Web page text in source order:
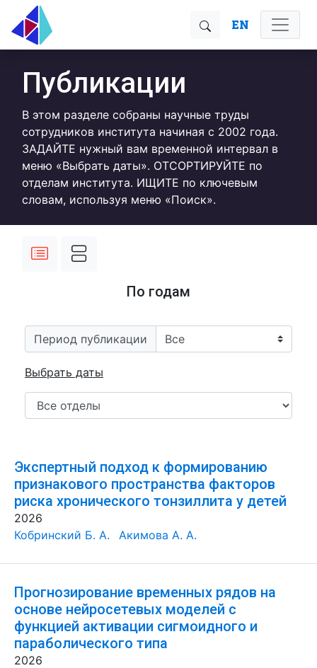
EN
Публикации
В этом разделе собраны научные труды
сотрудников института начиная с 2002 года.
ЗАДАЙТЕ нужный вам временной интервал в
меню «Выбрать даты». ОТСОРТИРУЙТЕ по
отделам института. ИЩИТЕ по ключевым
словам, используя меню «Поиск».
По годам
Период публикации
Выбрать даты
Экспертный подход к формированию
признакового пространства факторов
риска хронического тонзиллита у детей
2026
Кобринский Б. А.
Акимова А. А.
Прогнозирование временных рядов на
основе нейросетевых моделей с
функцией активации сигмоидного и
параболического типа
2026